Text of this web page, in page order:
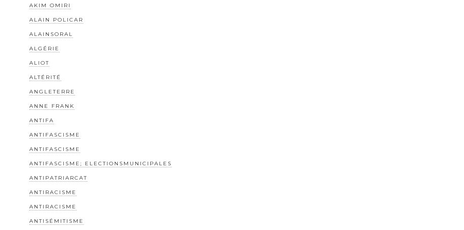
AKIM OMIRI
ALAIN POLICAR
ALAINSORAL
ALGÉRIE
ALIOT
ALTÉRITÉ
ANGLETERRE
ANNE FRANK
ANTIFA
ANTIFASCISME
ANTIFASCISME
ANTIFASCISME; ELECTIONSMUNICIPALES
ANTIPATRIARCAT
ANTIRACISME
ANTIRACISME
ANTISÉMITISME